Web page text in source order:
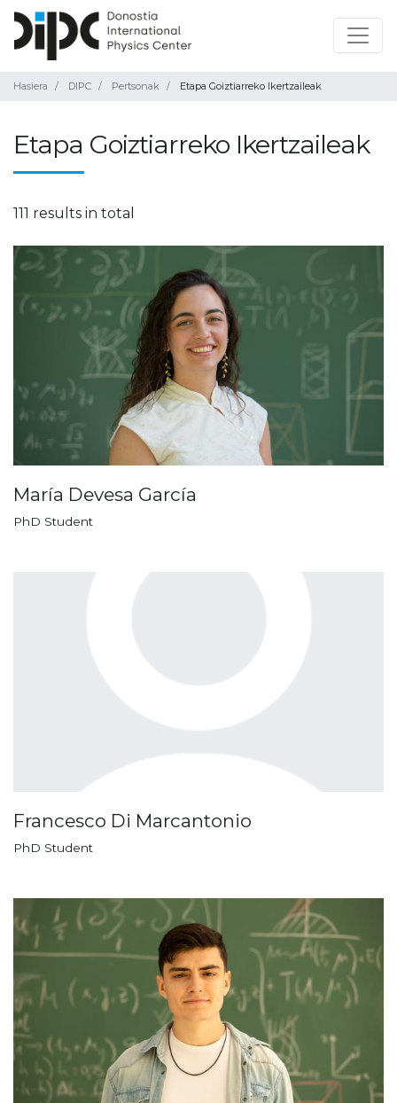
Hasiera DIPC Pertsonak Etapa Goiztiarreko Ikertzaileak
Etapa Goiztiarreko Ikertzaileak
111 results in total
María Devesa García
PhD Student
Francesco Di Marcantonio
PhD Student